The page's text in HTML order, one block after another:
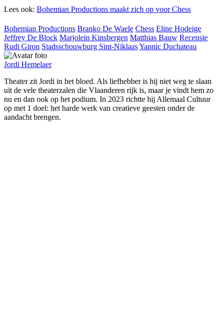
Lees ook: Bohemian Productions maakt zich op voor Chess
Bohemian Productions Branko De Waele Chess Eline Hodeige
Jeffrey De Block Marjolein Kinsbergen Matthias Bauw Recensie
Rudi Giron Stadsschouwburg Sint-NiklaasYannic Duchateau
Jordi Hemelaer
Theater zit Jordi in het bloed. Als liefhebber is hij niet weg te slaan
uit de vele theaterzalen die Vlaanderen rijk is, maar je vindt hem zo
nu en dan ook op het podium. In 2023 richtte hij Allemaal Cultuur
op met 1 doel: het harde werk van creatieve geesten onder de
aandacht brengen.